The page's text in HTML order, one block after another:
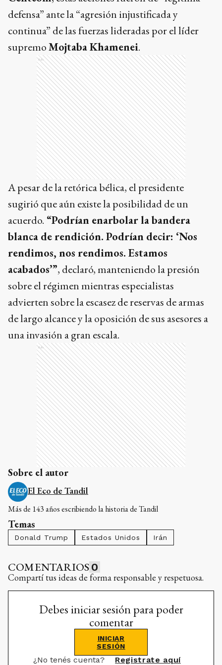
defensa” ante la “agresión injustificada y
continua” de las fuerzas lideradas por el líder
supremoMojtaba Khamenei.
Ads
A pesar de la retórica bélica, el presidente
sugirió que aún existe la posibilidad de un
acuerdo. “Podrían enarbolar la bandera
blanca de rendición. Podrían decir: ‘Nos
rendimos, nos rendimos. Estamos
acabados’”, declaró, manteniendo la presión
sobre el régimen mientras especialistas
advierten sobre la escasez de reservas de armas
de largo alcance y la oposición de sus asesores a
una invasión a gran escala.
Ads
Sobre el autor
El Eco de Tandil
Más de 143 años escribiendo la historia de Tandil
Temas
Donald Trump Estados Unidos Irán
COMENTARIOS 0
Compartí tus ideas de forma responsable y respetuosa.
Debes iniciar sesión para poder
comentar
INICIAR
SESIÓN
¿No tenés cuenta? Registrate aquí